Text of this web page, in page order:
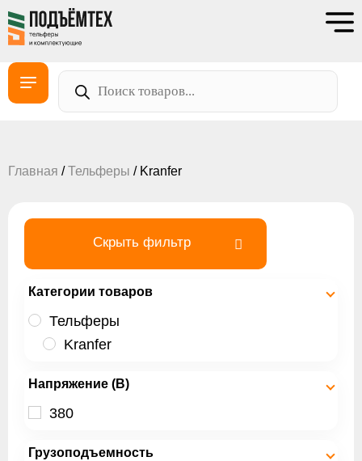
Главная /Тельферы / Kranfer
Скрыть фильтр
Категории товаров
Тельферы
Kranfer
Напряжение (В)
380
Грузоподъемность